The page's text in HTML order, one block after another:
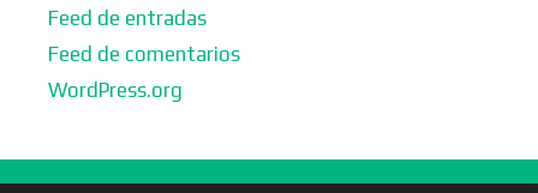
Feed de entradas
Feed de comentarios
WordPress.org